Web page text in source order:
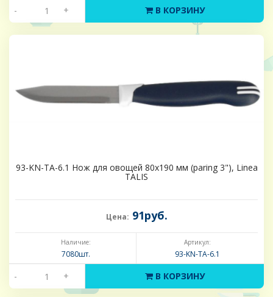
- + В КОРЗИНУ
93-KN-TA-6.1 Нож для овощей 80х190 мм (paring 3"), Linea
TALIS
Цена: 91руб.
Наличие:
7080шт.
Артикул:
93-KN-TA-6.1
- + В КОРЗИНУ